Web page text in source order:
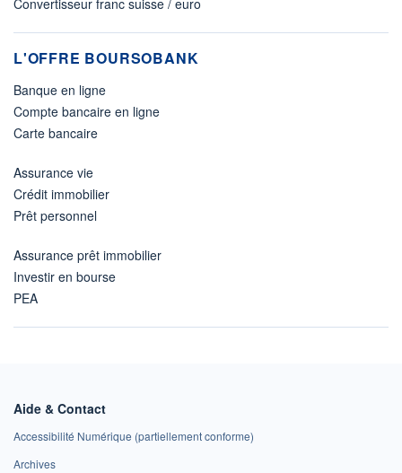
Convertisseur franc suisse / euro
L'OFFRE BOURSOBANK
Banque en ligne
Compte bancaire en ligne
Carte bancaire
Assurance vie
Crédit immobilier
Prêt personnel
Assurance prêt immobilier
Investir en bourse
PEA
Aide & Contact
Accessibilité Numérique (partiellement conforme)
Archives